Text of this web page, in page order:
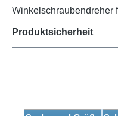
Winkelschraubendreher
Produktsicherheit